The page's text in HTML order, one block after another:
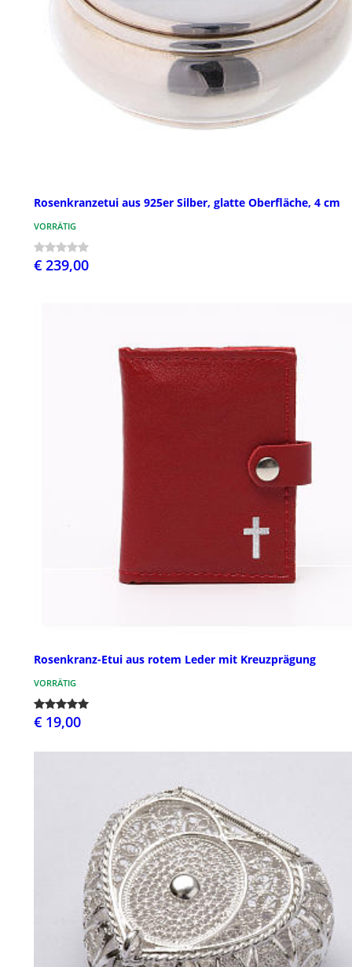
Rosenkranzetui aus 925er Silber, glatte Oberfläche, 4 cm
VORRÄTIG
€ 239,00
Rosenkranz-Etui aus rotem Leder mit Kreuzprägung
VORRÄTIG
€ 19,00